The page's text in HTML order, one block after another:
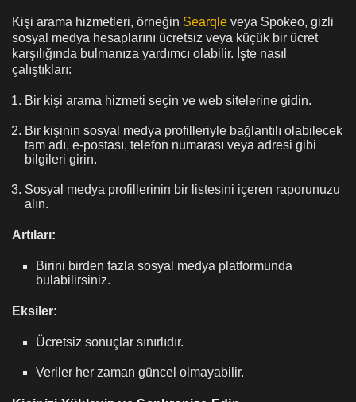
Kişi arama hizmetleri, örneğin Searqle veya Spokeo, gizli
sosyal medya hesaplarını ücretsiz veya küçük bir ücret
karşılığında bulmanıza yardımcı olabilir. İşte nasıl
çalıştıkları:
Bir kişi arama hizmeti seçin ve web sitelerine gidin.
Bir kişinin sosyal medya profilleriyle bağlantılı olabilecek
tam adı, e-postası, telefon numarası veya adresi gibi
bilgileri girin.
Sosyal medya profillerinin bir listesini içeren raporunuzu
alın.
Artıları:
Birini birden fazla sosyal medya platformunda
bulabilirsiniz.
Eksiler:
Ücretsiz sonuçlar sınırlıdır.
Veriler her zaman güncel olmayabilir.